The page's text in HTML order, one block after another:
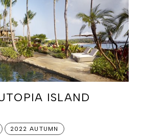
ISLAND
2022 AUTUMN